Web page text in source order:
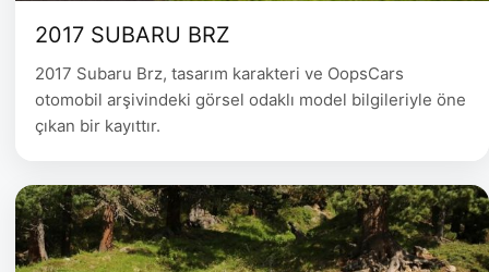
2017 SUBARU BRZ
2017 Subaru Brz, tasarım karakteri ve OopsCars
otomobil arşivindeki görsel odaklı model bilgileriyle öne
çıkan bir kayıttır.